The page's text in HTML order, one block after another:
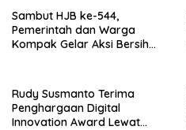
LEBONG
Sambut HJB ke-544,
Pemerintah dan Warga
Kompak Gelar Aksi Bersih
Rudy Susmanto Terima
Penghargaan Digital
Innovation Award Lewat